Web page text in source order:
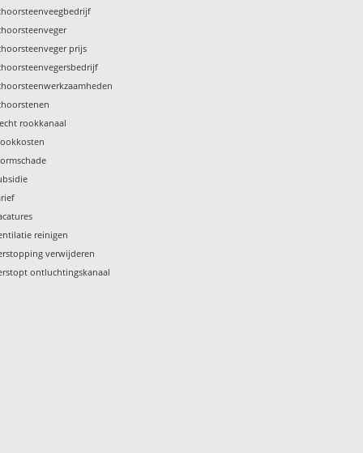
prijs
rookkanaal
reinigen
verwijderen
ontluchtingskanaal